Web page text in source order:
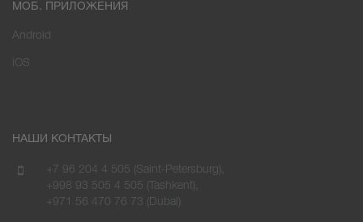
МОБ. ПРИЛОЖЕНИЯ
Android
iOS
НАШИ КОНТАКТЫ
+7 96 204 4 505 (Saint-Petersburg),
+998 93 505 4 505 (Tashkent),
+971 56 470 76 73 (Dubai)